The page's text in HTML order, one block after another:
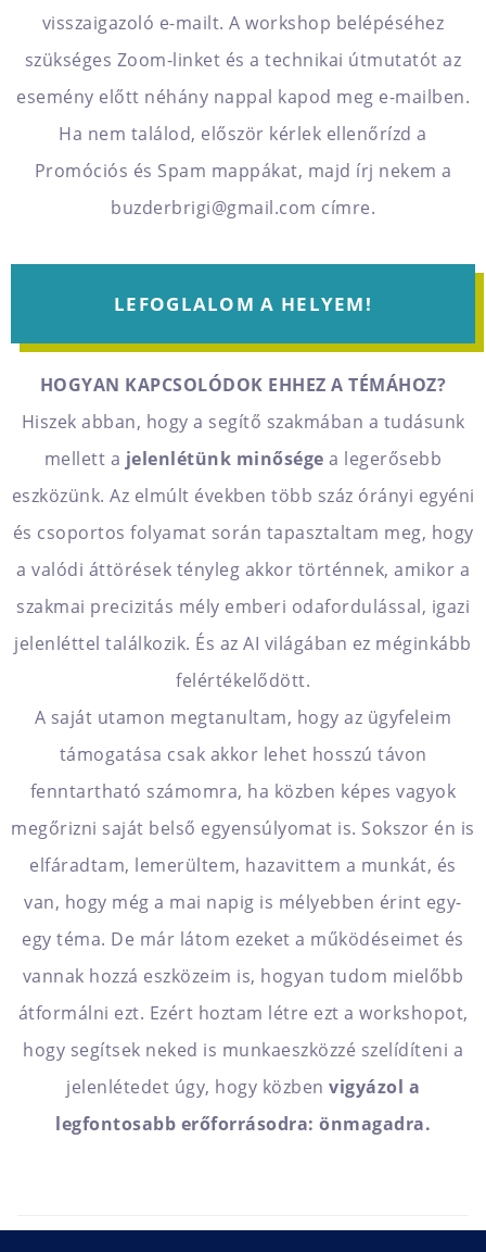
visszaigazoló e-mailt. A workshop belépéséhez
szükséges Zoom-linket és a technikai útmutatót az
esemény előtt néhány nappal kapod meg e-mailben.
Ha nem találod, először kérlek ellenőrízd a
Promóciós és Spam mappákat, majd írj nekem a
buzderbrigi@gmail.com címre.
LEFOGLALOM A HELYEM!
HOGYAN KAPCSOLÓDOK EHHEZ A TÉMÁHOZ?
Hiszek abban, hogy a segítő szakmában a tudásunk
mellett a jelenlétünk minősége a legerősebb
eszközünk. Az elmúlt években több száz órányi egyéni
és csoportos folyamat során tapasztaltam meg, hogy
a valódi áttörések tényleg akkor történnek, amikor a
szakmai precizitás mély emberi odafordulással, igazi
jelenléttel találkozik. És az AI világában ez méginkább
felértékelődött.
A saját utamon megtanultam, hogy az ügyfeleim
támogatása csak akkor lehet hosszú távon
fenntartható számomra, ha közben képes vagyok
megőrizni saját belső egyensúlyomat is. Sokszor én is
elfáradtam, lemerültem, hazavittem a munkát, és
van, hogy még a mai napig is mélyebben érint egy-
egy téma. De már látom ezeket a működéseimet és
vannak hozzá eszközeim is, hogyan tudom mielőbb
átformálni ezt. Ezért hoztam létre ezt a workshopot,
hogy segítsek neked is munkaeszközzé szelídíteni a
jelenlétedet úgy, hogy közben vigyázol a
legfontosabb erőforrásodra: önmagadra.